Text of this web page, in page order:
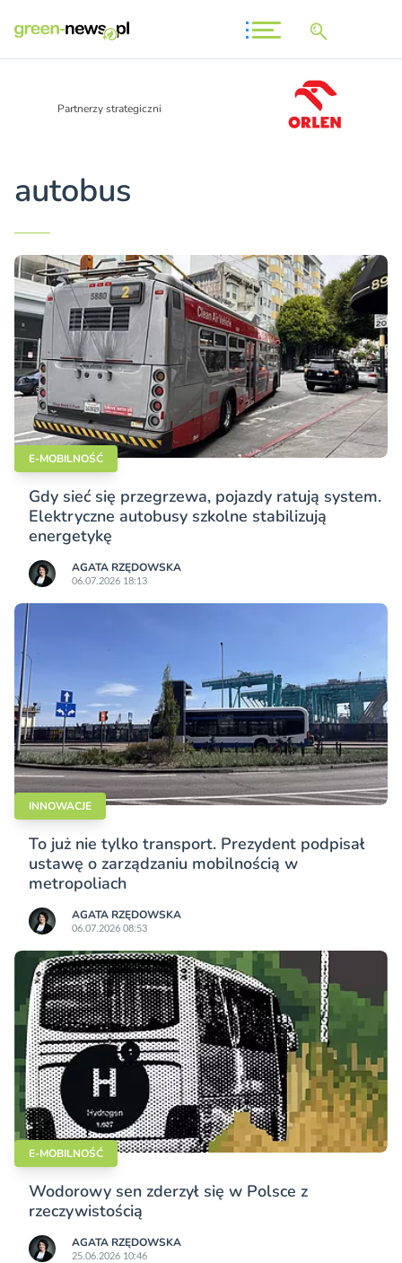
Partnerzy strategiczni
autobus
E-MOBILNOŚĆ
Gdy sieć się przegrzewa, pojazdy ratują system.
Elektryczne autobusy szkolne stabilizują
energetykę
AGATA RZĘDOWSKA
06.07.2026 18:13
INNOWACJE
To już nie tylko transport. Prezydent podpisał
ustawę o zarządzaniu mobilnością w
metropoliach
AGATA RZĘDOWSKA
06.07.2026 08:53
E-MOBILNOŚĆ
Wodorowy sen zderzył się w Polsce z
rzeczywistością
AGATA RZĘDOWSKA
25.06.2026 10:46